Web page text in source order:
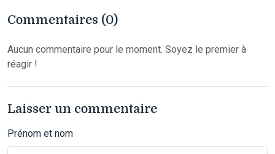
Commentaires (0)
Aucun commentaire pour le moment. Soyez le premier à
réagir !
Laisser un commentaire
Prénom et nom